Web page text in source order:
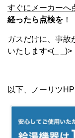
すぐにメーカーへ
経ったら点検を ！
ガスだけに、事故
いたします<(_ _)>
以下、ノーリツHP